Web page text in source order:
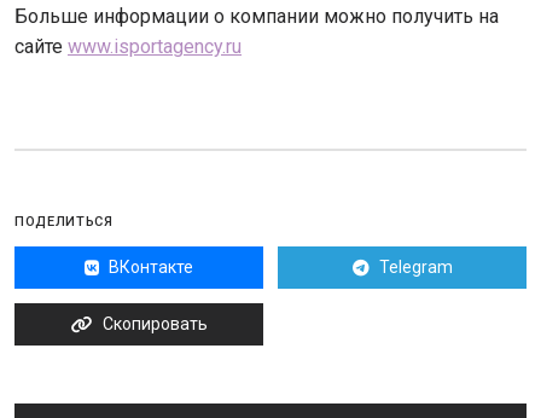
Больше информации о компании можно получить на
сайте www.isportagency.ru
ПОДЕЛИТЬСЯ
ВКонтакте Telegram
Скопировать